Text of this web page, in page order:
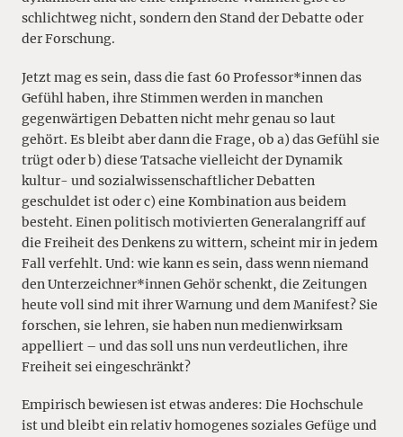
schlichtweg nicht, sondern den Stand der Debatte oder
der Forschung.
Jetzt mag es sein, dass die fast 60 Professor*innen das
Gefühl haben, ihre Stimmen werden in manchen
gegenwärtigen Debatten nicht mehr genau so laut
gehört. Es bleibt aber dann die Frage, ob a) das Gefühl sie
trügt oder b) diese Tatsache vielleicht der Dynamik
kultur- und sozialwissenschaftlicher Debatten
geschuldet ist oder c) eine Kombination aus beidem
besteht. Einen politisch motivierten Generalangriff auf
die Freiheit des Denkens zu wittern, scheint mir in jedem
Fall verfehlt. Und: wie kann es sein, dass wenn niemand
den Unterzeichner*innen Gehör schenkt, die Zeitungen
heute voll sind mit ihrer Warnung und dem Manifest? Sie
forschen, sie lehren, sie haben nun medienwirksam
appelliert – und das soll uns nun verdeutlichen, ihre
Freiheit sei eingeschränkt?
Empirisch bewiesen ist etwas anderes: Die Hochschule
ist und bleibt ein relativ homogenes soziales Gefüge und